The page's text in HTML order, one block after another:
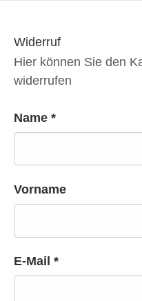
Widerruf
Hier können Sie den
widerrufen
Name *
Vorname
E-Mail *